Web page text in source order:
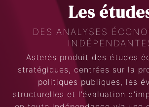
Les
DES ANALYSES
Asterès produit des études
stratégiques, centrées sur la
politiques publiques, les
structurelles et l’évaluation